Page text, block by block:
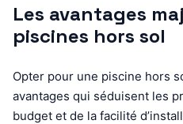
Les avantages
piscines hors sol
Opter pour une piscine hors
avantages qui séduisent les
budget et de la facilité